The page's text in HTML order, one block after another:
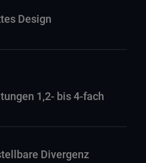
Design
1,2- bis 4-fach
Divergenz